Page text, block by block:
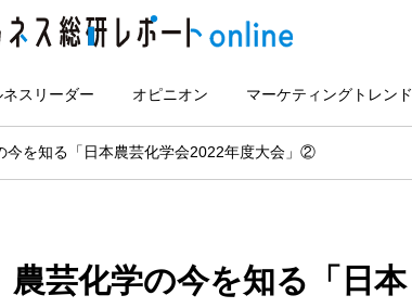
ネスリーダー オピニオン マーケティングトレンド
今を知る「日本農芸化学会2022年度大会」②
農芸化学の今を知る「日本